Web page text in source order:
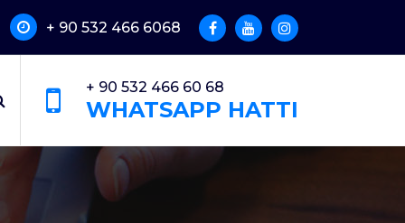
+ 90 532 466 6068
+ 90 532 466 60 68
WHATSAPP HATTI